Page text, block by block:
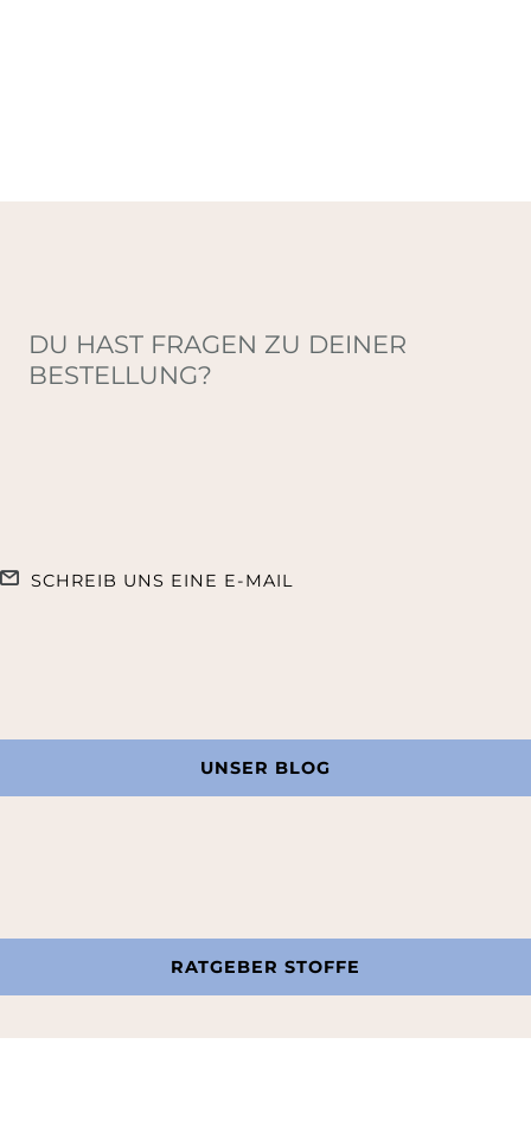
DU HAST FRAGEN ZU DEINER
BESTELLUNG?
SCHREIB UNS EINE E-MAIL
UNSER BLOG
RATGEBER STOFFE